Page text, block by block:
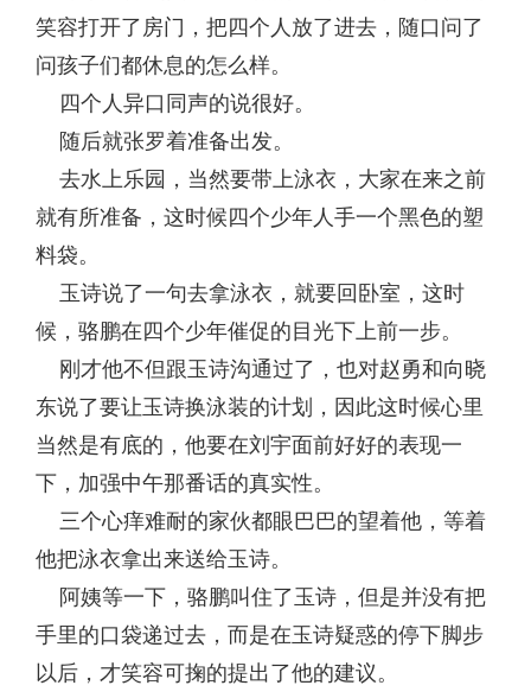
笑容打开了房门，把四个人放了进去，随口问了
问孩子们都休息的怎么样。
四个人异口同声的说很好。
随后就张罗着准备出发。
去水上乐园，当然要带上泳衣，大家在来之前
就有所准备，这时候四个少年人手一个黑色的塑
料袋。
玉诗说了一句去拿泳衣，就要回卧室，这时
候，骆鹏在四个少年催促的目光下上前一步。
刚才他不但跟玉诗沟通过了，也对赵勇和向晓
东说了要让玉诗换泳装的计划，因此这时候心里
当然是有底的，他要在刘宇面前好好的表现一
下，加强中午那番话的真实性。
三个心痒难耐的家伙都眼巴巴的望着他，等着
他把泳衣拿出来送给玉诗。
阿姨等一下，骆鹏叫住了玉诗，但是并没有把
手里的口袋递过去，而是在玉诗疑惑的停下脚步
以后，才笑容可掬的提出了他的建议。